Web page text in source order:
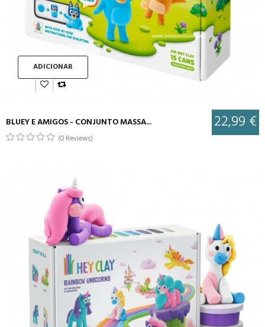
ADICIONAR
BLUEY E AMIGOS - CONJUNTO MASSA... 22,99 €
(0 Reviews)